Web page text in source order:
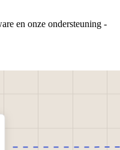
en onze ondersteuning -